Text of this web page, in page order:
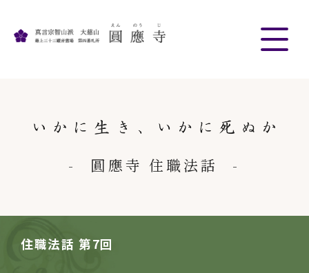
圓應寺 住職法話
住職法話 第7回